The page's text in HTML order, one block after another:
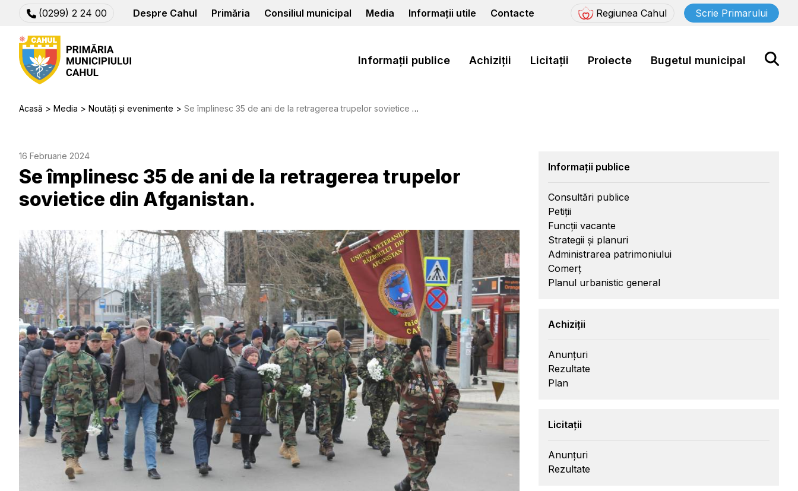
(0299) 2 24 00 Despre Cahul Primăria Consiliul municipal Media Informații utile Contacte Regiunea Cahul Scrie Primarului
Informații publice Achiziții Licitații Proiecte Bugetul municipal
Acasă Media Noutăți și evenimente Se împlinesc 35 de ani de la retragerea trupelor sovietice din Afganistan.
16 Februarie 2024
Se împlinesc 35 de ani de la retragerea trupelor
sovietice din Afganistan.
Informații publice
Consultări publice
Petiții
Funcții vacante
Strategii și planuri
Administrarea patrimoniului
Comerț
Planul urbanistic general
Achiziții
Anunțuri
Rezultate
Plan
Licitații
Anunțuri
Rezultate